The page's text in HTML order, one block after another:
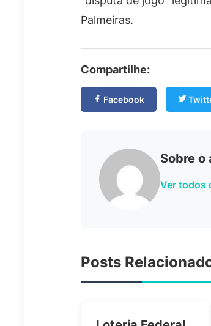
Palmeiras.
Compartilhe:
Facebook
Sobre
Ver todos
Posts